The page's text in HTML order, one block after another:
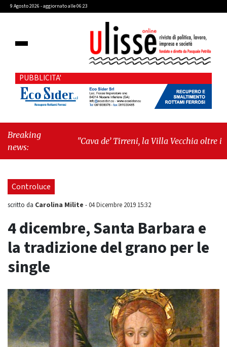
9 Agosto 2026 - aggiornato alle 06:23
PUBBLICITA'
Breaking
news:
"Cava de’ Tirreni, la Villa Vecchia oltre i
seduta consiliare: “Serve chiarezza!”"
Controluce
scritto da Carolina Milite -04 Dicembre 2019 15:32
4 dicembre, Santa Barbara e
la tradizione del grano per le
single